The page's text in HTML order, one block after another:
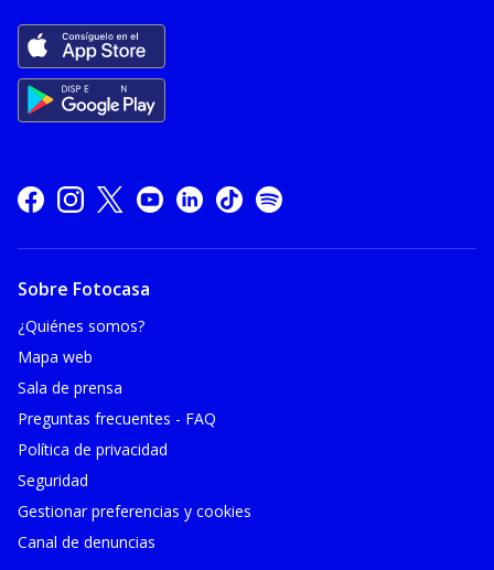
Sobre Fotocasa
¿Quiénes somos?
Mapa web
Sala de prensa
Preguntas frecuentes - FAQ
Política de privacidad
Seguridad
Gestionar preferencias y cookies
Canal de denuncias